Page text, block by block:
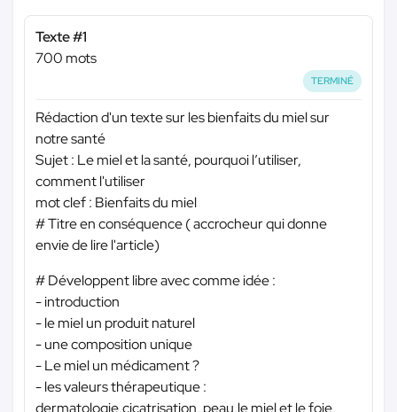
Texte #1
700 mots
TERMINÉ
Rédaction d'un texte sur les bienfaits du miel sur
notre santé
Sujet : Le miel et la santé, pourquoi l’utiliser,
comment l'utiliser
mot clef : Bienfaits du miel
# Titre en conséquence ( accrocheur qui donne
envie de lire l'article)
# Développent libre avec comme idée :
- introduction
- le miel un produit naturel
- une composition unique
- Le miel un médicament ?
- les valeurs thérapeutique :
dermatologie,cicatrisation, peau,le miel et le foie,